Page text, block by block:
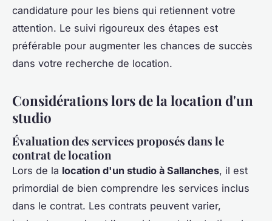
candidature pour les biens qui retiennent votre
attention. Le suivi rigoureux des étapes est
préférable pour augmenter les chances de succès
dans votre recherche de location.
Considérations lors de la location d'un
studio
Évaluation des services proposés dans le
contrat de location
Lors de la location d'un studio à Sallanches, il est
primordial de bien comprendre les services inclus
dans le contrat. Les contrats peuvent varier,